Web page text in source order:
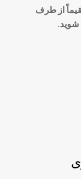
از طرف
شوید.